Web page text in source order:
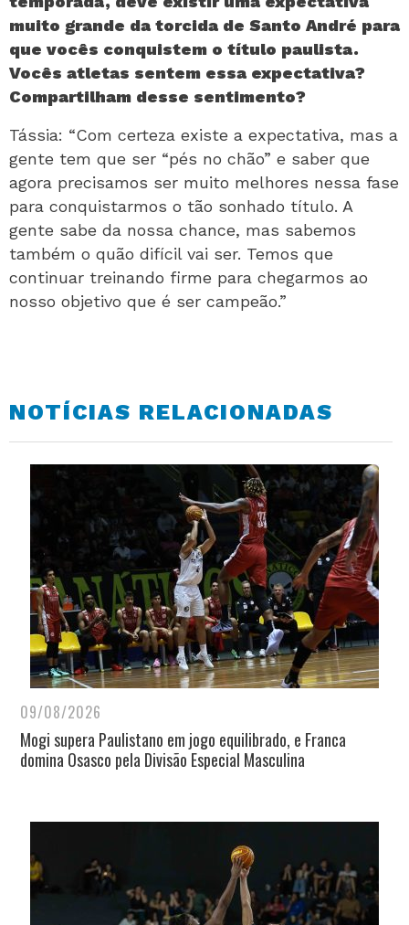
muito grande da torcida de Santo André para
que vocês conquistem o título paulista.
Vocês atletas sentem essa expectativa?
Compartilham desse sentimento?
Tássia: “Com certeza existe a expectativa, mas a
gente tem que ser “pés no chão” e saber que
agora precisamos ser muito melhores nessa fase
para conquistarmos o tão sonhado título. A
gente sabe da nossa chance, mas sabemos
também o quão difícil vai ser. Temos que
continuar treinando firme para chegarmos ao
nosso objetivo que é ser campeão.”
NOTÍCIAS RELACIONADAS
09/08/2026
Mogi supera Paulistano em jogo equilibrado, e Franca
domina Osasco pela Divisão Especial Masculina